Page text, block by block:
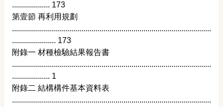
................... 173
第壹節 再利用規劃
....................................................................................................
...................... 173
附錄一 材種檢驗結果報告書
....................................................................................................
................... 1
附錄二 結構構件基本資料表
....................................................................................................